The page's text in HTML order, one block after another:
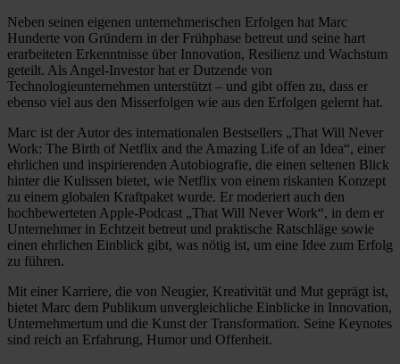
Neben seinen eigenen unternehmerischen Erfolgen hat Marc
Hunderte von Gründern in der Frühphase betreut und seine hart
erarbeiteten Erkenntnisse über Innovation, Resilienz und Wachstum
geteilt. Als Angel-Investor hat er Dutzende von
Technologieunternehmen unterstützt – und gibt offen zu, dass er
ebenso viel aus den Misserfolgen wie aus den Erfolgen gelernt hat.
Marc ist der Autor des internationalen Bestsellers „That Will Never
Work: The Birth of Netflix and the Amazing Life of an Idea“, einer
ehrlichen und inspirierenden Autobiografie, die einen seltenen Blick
hinter die Kulissen bietet, wie Netflix von einem riskanten Konzept
zu einem globalen Kraftpaket wurde. Er moderiert auch den
hochbewerteten Apple-Podcast „That Will Never Work“, in dem er
Unternehmer in Echtzeit betreut und praktische Ratschläge sowie
einen ehrlichen Einblick gibt, was nötig ist, um eine Idee zum Erfolg
zu führen.
Mit einer Karriere, die von Neugier, Kreativität und Mut geprägt ist,
bietet Marc dem Publikum unvergleichliche Einblicke in Innovation,
Unternehmertum und die Kunst der Transformation. Seine Keynotes
sind reich an Erfahrung, Humor und Offenheit.